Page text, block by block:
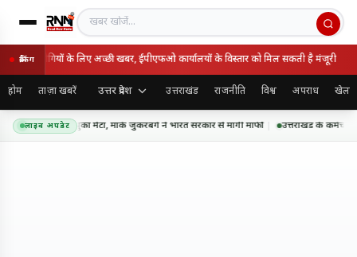
खबर खोजें
ब्रेकिंग
और पेंशनभोगियों के लिए अच्छी खबर, ईपीएफओ कार्यालयों के विस्तार को मिल सकती है मंजूरी
होम ताज़ा खबरें उत्तर प्रदेश उत्तराखंड राजनीति विश्व अपराध खेल
लाइव अपडेट
कंटेंट पर झुका मेटा, मार्क जुकरबर्ग ने भारत सरकार से मांगी माफी उत्तराखंड के